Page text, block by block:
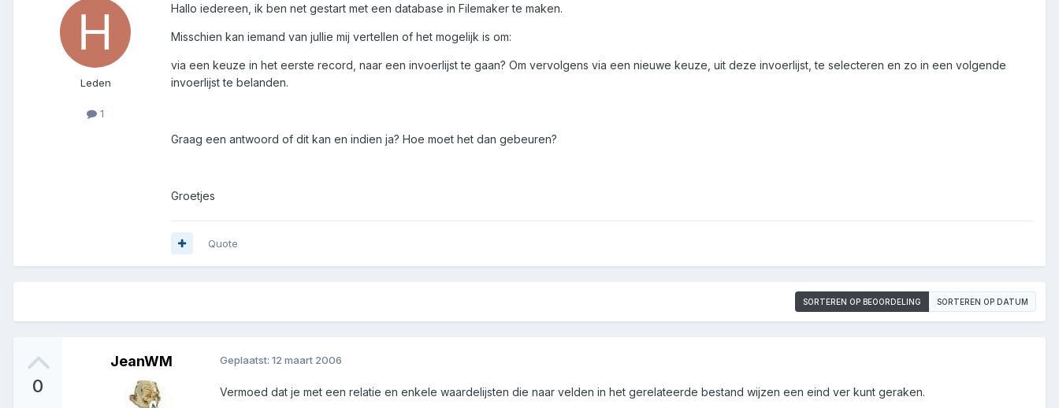
Leden
1
Hallo iedereen, ik ben net gestart met een database in Filemaker te maken.
Misschien kan iemand van jullie mij vertellen of het mogelijk is om:
via een keuze in het eerste record, naar een invoerlijst te gaan? Om vervolgens via een nieuwe keuze, uit deze invoerlijst, te selecteren en zo in een volgende
invoerlijst te belanden.
Graag een antwoord of dit kan en indien ja? Hoe moet het dan gebeuren?
Groetjes
Quote
SORTEREN OP BEOORDELING SORTEREN OP DATUM
0
JeanWM Geplaatst: 12 maart 2006
Vermoed dat je met een relatie en enkele waardelijsten die naar velden in het gerelateerde bestand wijzen een eind ver kunt geraken.